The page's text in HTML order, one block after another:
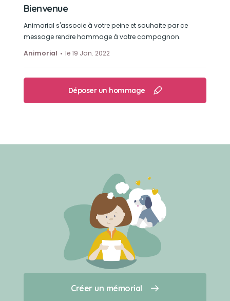
Créer un mémorial
Qui sommes-nous ?
Bienvenue
Animorial s'associe à votre peine et souhaite par ce
message rendre hommage à votre compagnon.
Animorial
le 19 Jan. 2022
Déposer un hommage
Créer un mémorial